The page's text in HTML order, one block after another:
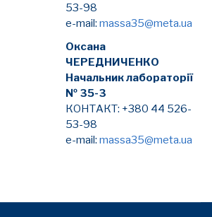
53-98
e-mail: massa35@meta.ua
Оксана
ЧЕРЕДНИЧЕНКО
Начальник лабораторії
№ 35-3
КОНТАКТ: +380 44 526-
53-98
e-mail: massa35@meta.ua